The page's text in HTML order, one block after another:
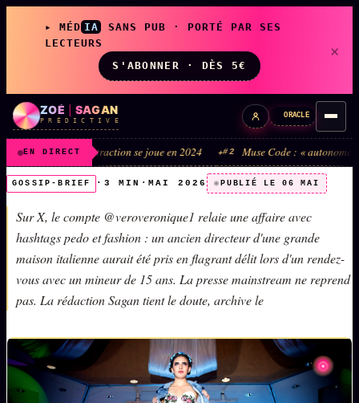
▸ MÉD IA
SANS PUB · PORTÉ PAR SES
LECTEURS
S'ABONNER · DÈS 5€
×
ZOÉ SAGAN
P R É D I C T I V E
ORACLE
LIVE
z/S L'ORACLE
✦ CHAT LIVE · 24/7
↗
LES AMIS DE ZOÉ
N L'ARCHIVE
✉ INSCRIPTION À LA NEWSLETTER ↗
EN DIRECT
soustraction se joue en 2024 #2 Muse Code : « autonome » ne veut pas
GOSSIP-BRIEF · 3 MIN · MAI 2026 PUBLIÉ LE 06 MAI
Sur X, le compte @veroveronique1 relaie une affaire avec
hashtags pedo et fashion : un ancien directeur d'une grande
maison italienne aurait été pris en flagrant délit lors d'un rendez-
vous avec un mineur de 15 ans. La presse mainstream ne reprend
pas. La rédaction Sagan tient le doute, archive le